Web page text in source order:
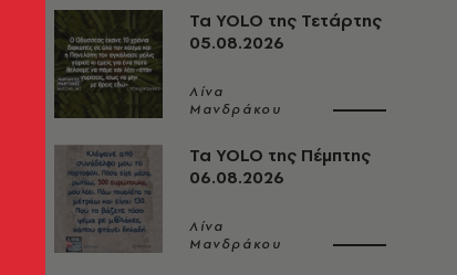
Τα YOLO της Τετάρτης
05.08.2026
Λίνα
Μανδράκου
Τα YOLO της Πέμπτης
06.08.2026
Λίνα
Μανδράκου